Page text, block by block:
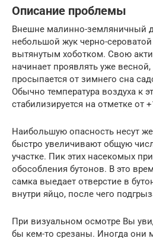
Описание проблемы
Внешне малинно-земляничный
небольшой жук черно-
вытянутым хоботком. Свою
начинает проявлять уже весной,
просыпается от зимнего сна
Обычно температура воздуха к
стабилизируется на отметке от
Наибольшую опасность несут
быстро увеличивают общую
участке. Пик этих насекомых
обособления бутонов. В это
самка выедает отверстие в
внутри яйцо, после чего
При визуальном осмотре Вы
бы кем-то срезаны. Иногда они